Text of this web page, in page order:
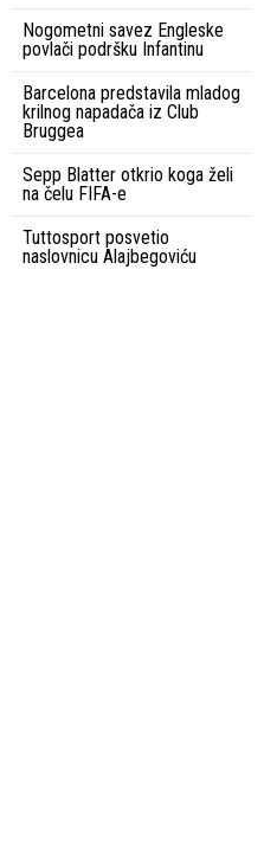
Nogometni savez Engleske
povlači podršku Infantinu
Barcelona predstavila mladog
krilnog napadača iz Club
Bruggea
Sepp Blatter otkrio koga želi
na čelu FIFA-e
Tuttosport posvetio
naslovnicu Alajbegoviću